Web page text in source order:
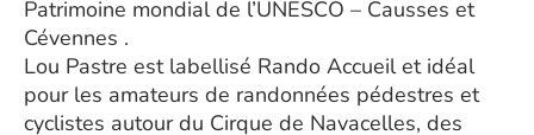
Patrimoine mondial de l’UNESCO – Causses et
Cévennes .
Lou Pastre est labellisé Rando Accueil et idéal
pour les amateurs de randonnées pédestres et
cyclistes autour du Cirque de Navacelles, des